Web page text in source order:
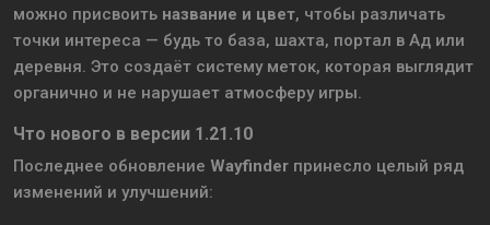
можно присвоить название и цвет, чтобы различать
точки интереса — будь то база, шахта, портал в Ад или
деревня. Это создаёт систему меток, которая выглядит
органично и не нарушает атмосферу игры.
Что нового в версии 1.21.10
Последнее обновление Wayfinder принесло целый ряд
изменений и улучшений: